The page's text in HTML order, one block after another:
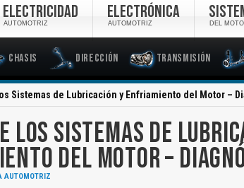
Chasis Dirección Transmisión
ELECTRICIDAD
AUTOMOTRIZ
ELECTRÓNICA
AUTOMOTRIZ DEL
Sistemas de Lubricación y Enfriamiento del Motor –
LOS SISTEMAS DE
DEL MOTOR –
AUTOMOTRIZ